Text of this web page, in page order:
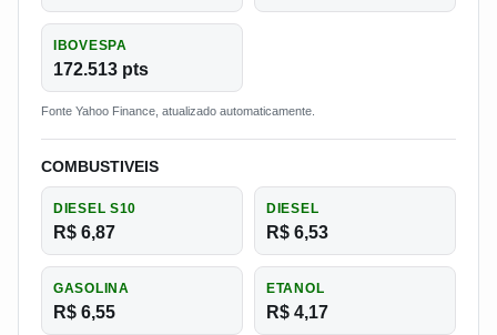
IBOVESPA
172.513 pts
Fonte Yahoo Finance, atualizado automaticamente.
COMBUSTIVEIS
DIESEL S10
R$ 6,87
DIESEL
R$ 6,53
GASOLINA
R$ 6,55
ETANOL
R$ 4,17